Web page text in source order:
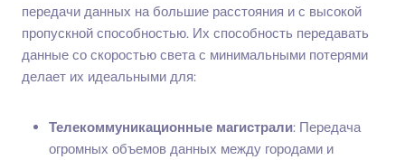
передачи данных на большие расстояния и с высокой
пропускной способностью. Их способность передавать
данные со скоростью света с минимальными потерями
делает их идеальными для:
Телекоммуникационные магистрали: Передача
огромных объемов данных между городами и